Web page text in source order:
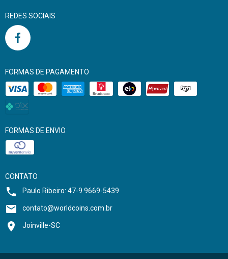
REDES SOCIAIS
FORMAS DE PAGAMENTO
FORMAS DE ENVIO
CONTATO
Paulo Ribeiro: 47-9 9669-5439
contato@worldcoins.com.br
Joinville-SC